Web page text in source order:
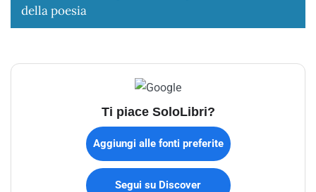
della poesia
Ti piace SoloLibri?
Aggiungi alle fonti preferite
Segui su Discover